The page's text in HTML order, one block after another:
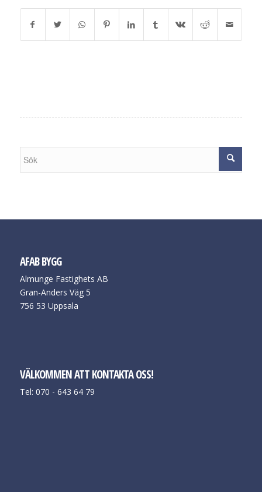
AFAB BYGG
Almunge Fastighets AB
Gran-Anders Väg 5
756 53 Uppsala
VÄLKOMMEN ATT KONTAKTA OSS!
Tel: 070 - 643 64 79